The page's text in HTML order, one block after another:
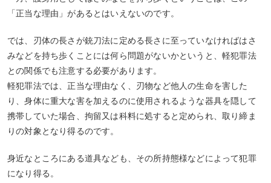
「正当な理由」があるとはいえないのです。
では、刃体の長さが銃刀法に定める長さに至っていなければはさ
みなどを持ち歩くことには何ら問題がないかというと、軽犯罪法
との関係でも注意する必要があります。
軽犯罪法では、正当な理由なく、刃物など他人の生命を害した
り、身体に重大な害を加えるのに使用されるような器具を隠して
携帯していた場合、拘留又は科料に処すると定められ、取り締ま
りの対象となり得るのです。
身近なところにある道具なども、その所持態様などによって犯罪
になり得る。